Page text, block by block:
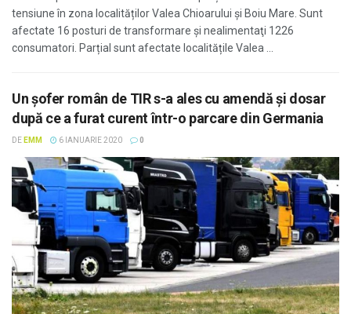
tensiune în zona localităților Valea Chioarului și Boiu Mare. Sunt
afectate 16 posturi de transformare și nealimentaţi 1226
consumatori. Parțial sunt afectate localitățile Valea ...
Un şofer român de TIR s-a ales cu amendă şi dosar
după ce a furat curent într-o parcare din Germania
DE EMM 6 IANUARIE 2020 0